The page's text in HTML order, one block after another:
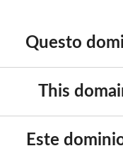
Questo
This
Este